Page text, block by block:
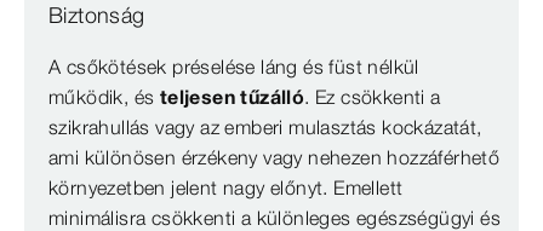
Biztonság
A csőkötések préselése láng és füst nélkül
működik, és teljesen tűzálló. Ez csökkenti a
szikrahullás vagy az emberi mulasztás kockázatát,
ami különösen érzékeny vagy nehezen hozzáférhető
környezetben jelent nagy előnyt. Emellett
minimálisra csökkenti a különleges egészségügyi és